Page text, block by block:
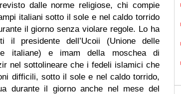
dalle norme religiose, chi compie
italiani sotto il sole e nel caldo torrido
il giorno senza violare regole. Lo ha
il presidente dell’Ucoii (Unione delle
italiane) e imam della moschea di
nel sottolineare che i fedeli islamici che
difficili, sotto il sole e nel caldo torrido,
durante il giorno anche nel mese del